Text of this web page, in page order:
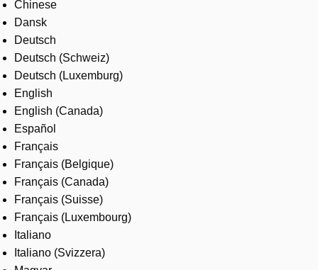
Industries
Services
About us
Where to buy
Contact us
Careers
Chinese
Dansk
Deutsch
Deutsch (Schweiz)
Deutsch (Luxemburg)
English
English (Canada)
Español
Français
Français (Belgique)
Français (Canada)
Français (Suisse)
Français (Luxembourg)
Italiano
Italiano (Svizzera)